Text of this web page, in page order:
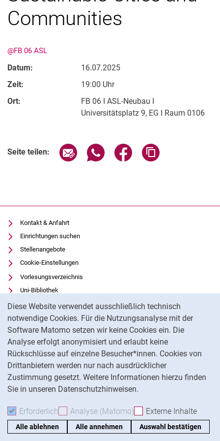
Diese Website verwendet ausschließlich technisch
notwendige Cookies. Für die Nutzungsanalyse mit der
Software Matomo setzen wir keine Cookies ein. Die
Analyse erfolgt anonymisiert und erlaubt keine
Rückschlüsse auf einzelne Besucher*innen. Cookies von
Drittanbietern werden nur nach ausdrücklicher
Zustimmung gesetzt. Weitere Informationen hierzu finden
Sie in unseren Datenschutzhinweisen.
Erforderlich Erforderliche Cookies akzeptieren
Analyse (Matomo) Analyse-Cookies
Externe Inhalte
Alle ablehnen Alle annehmen Auswahl bestätigen
Kontakte
Publikationen
Communities
@FB 06 ASL
Datum:
16.07.2025
Zeit:
19:00 Uhr
Ort:
FB 06 I ASL-Neubau I
Universitätsplatz 9, EG I Raum 0106
Seite teilen: Seite über E-Mail teilen
Seite über WhatsApp teilen
Seite über Facebook
Kontakt & Anfahrt
Einrichtungen suchen
Stellenangebote
Cookie-Einstellungen
Vorlesungsverzeichnis
Uni-Bibliothek
Moodle
Panopto
Datenschutz
Barrierefreiheit
Transparenter KI-Einsatz